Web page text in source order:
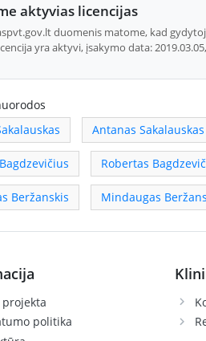
aktyvias licencijas
duomenis matome, kad
yra aktyvi, įsakymo data:
Antanas Sakalauskas
Robertas
Beržanskis Mindaugas
politika